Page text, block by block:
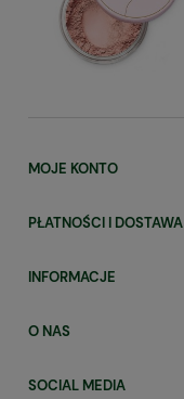
MOJE KONTO
PŁATNOŚCI I DOSTAWA
INFORMACJE
O NAS
SOCIAL MEDIA